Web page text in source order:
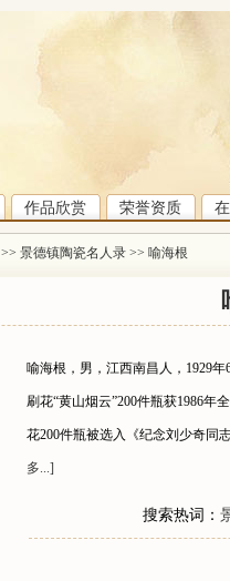
作品欣赏 荣誉资质
>> 景德镇陶瓷名人录 >> 喻海根
喻海根，男，江西南昌人，1929
刷花“黄山烟云”200件瓶获1986年
花200件瓶被选入《纪念刘少奇同
多...]
搜索热词：